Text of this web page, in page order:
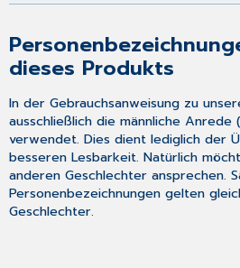
dieses Produkts
In der Gebrauchsanweisung zu
ausschließlich die männliche Anrede
verwendet. Dies dient lediglich der
besseren Lesbarkeit. Natürlich
anderen Geschlechter ansprechen.
Personenbezeichnungen gelten
Geschlechter.